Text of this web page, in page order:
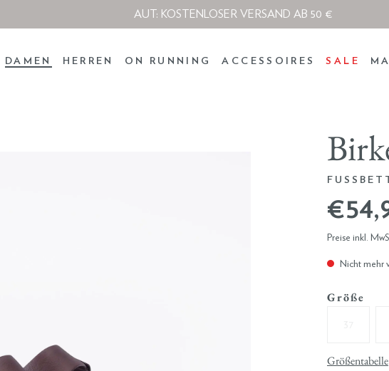
AUT: KOSTENLOSER VERSAND AB 50 €
DAMEN HERREN ON RUNNING ACCESSOIRES SALE
€
Preise inkl.
Nicht mehr
Größe
Größentabelle